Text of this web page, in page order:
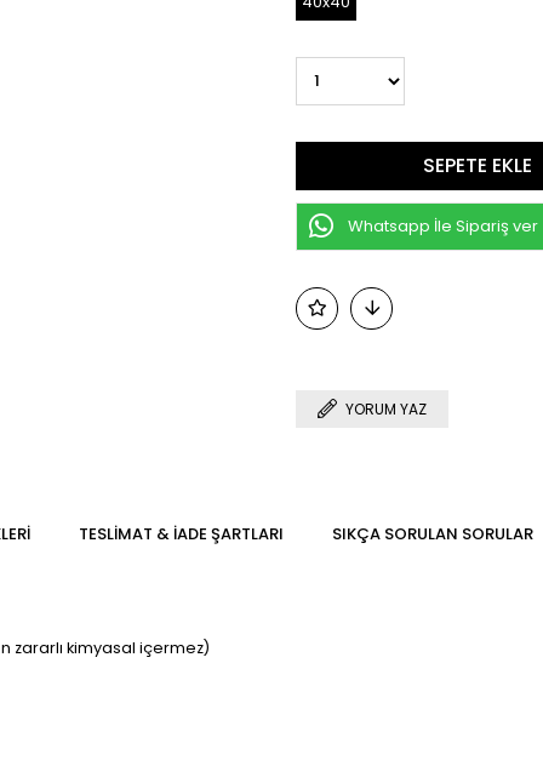
Whatsapp İle Sipariş ver
YORUM YAZ
TESLIMAT & İADE ŞARTLARI SIKÇA SORULAN SORULAR
zararlı kimyasal içermez)